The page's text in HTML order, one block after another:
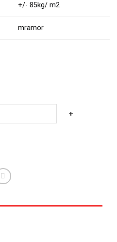
+/- 85kg/ m2
mramor
+